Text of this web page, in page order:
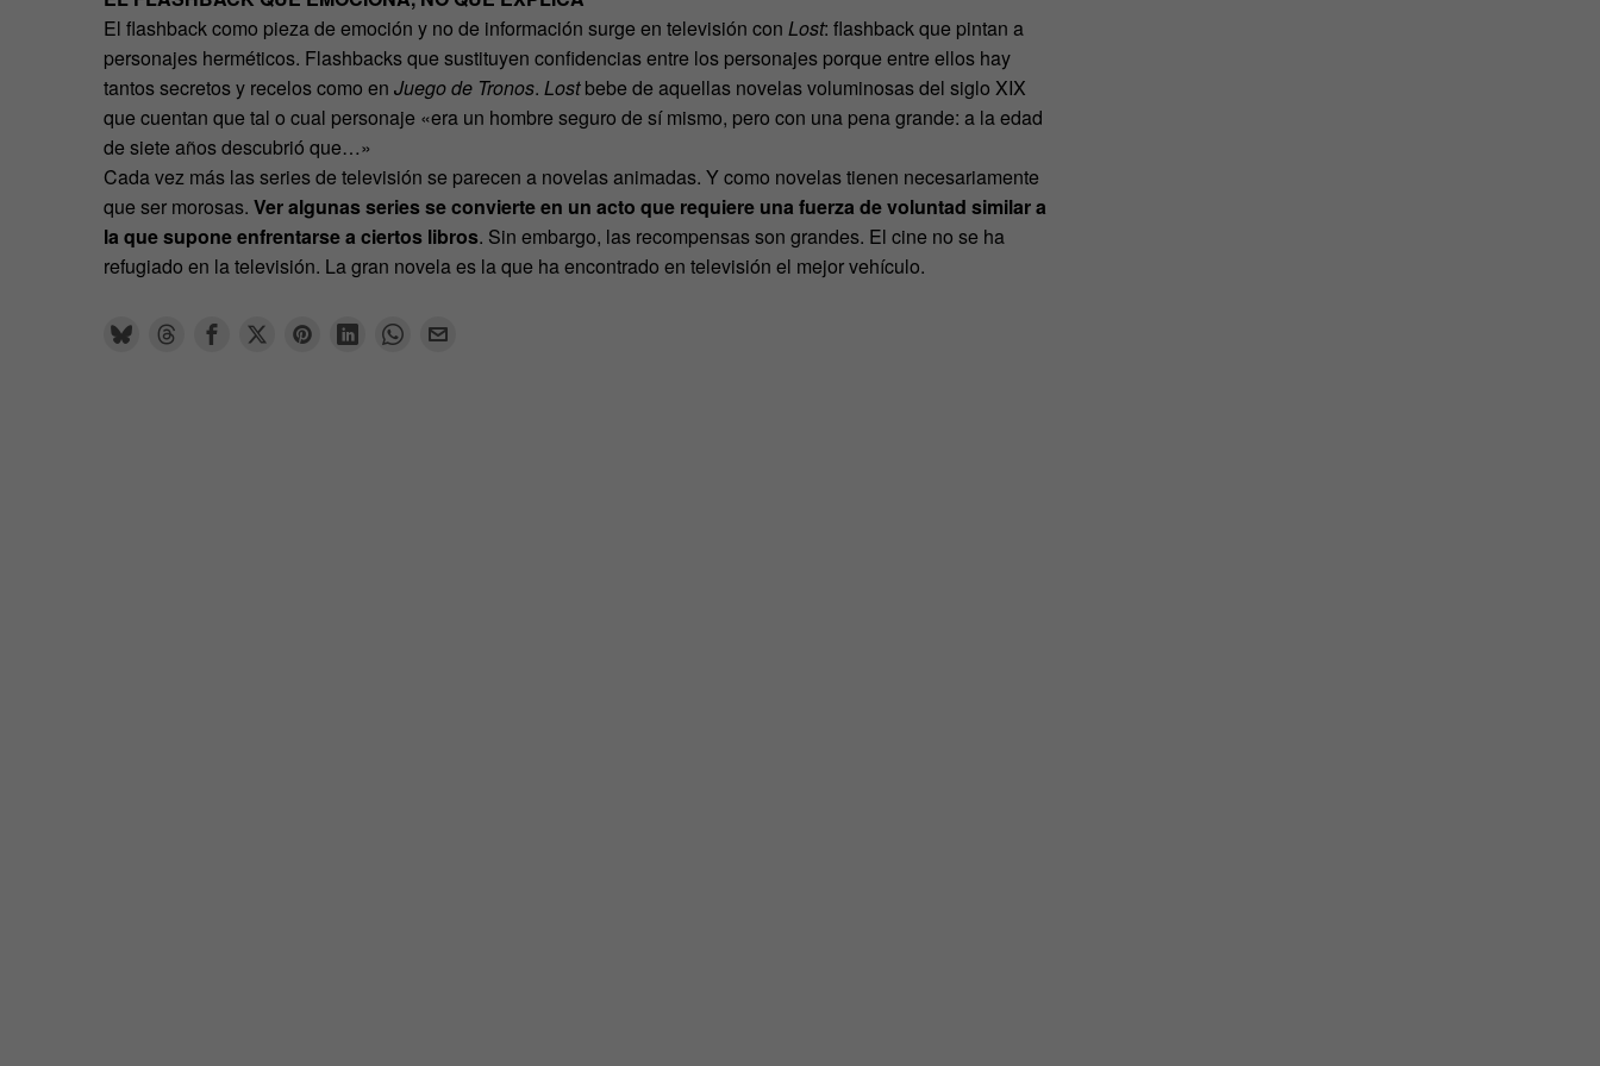
El flashback como pieza de emoción y no de información surge en televisión con Lost: flashback que pintan a
personajes herméticos. Flashbacks que sustituyen confidencias entre los personajes porque entre ellos hay
tantos secretos y recelos como en Juego de Tronos. Lostbebe de aquellas novelas voluminosas del siglo XIX
que cuentan que tal o cual personaje «era un hombre seguro de sí mismo, pero con una pena grande: a la edad
de siete años descubrió que…»
Cada vez más las series de televisión se parecen a novelas animadas. Y como novelas tienen necesariamente
que ser morosas. Ver algunas series se convierte en un acto que requiere una fuerza de voluntad similar a
la que supone enfrentarse a ciertos libros. Sin embargo, las recompensas son grandes. El cine no se ha
refugiado en la televisión. La gran novela es la que ha encontrado en televisión el mejor vehículo.